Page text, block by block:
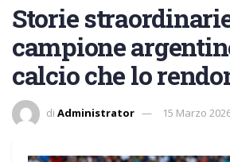
Storie
campione
calcio che lo
di Administrator 15 Marzo